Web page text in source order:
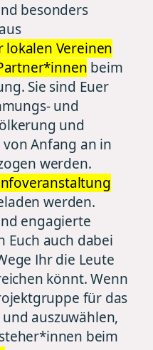
besonders
Vereinen
beim
Sie sind Euer
und
und
Anfang an in
werden.
werden.
engagierte
auch dabei
Ihr die Leute
könnt. Wenn
für das
auszuwählen,
beim